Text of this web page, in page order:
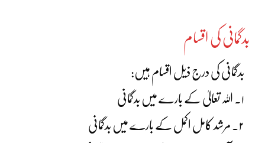
بدگمانی کی اقسام
بدگمانی کی درج ذیل اقسام ہیں:
۱۔ اللہ تعالیٰ کے بارے میں بدگمانی
۲۔ مرشد کامل اکمل کے بارے میں بدگمانی